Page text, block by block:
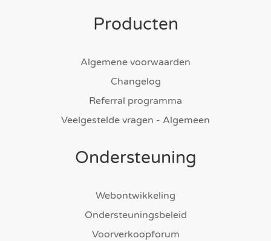
Producten
Algemene voorwaarden
Changelog
Referral programma
Veelgestelde vragen - Algemeen
Ondersteuning
Webontwikkeling
Ondersteuningsbeleid
Voorverkoopforum